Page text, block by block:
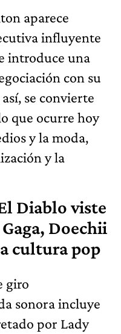
aparece
influyente
introduce una
con su
se convierte
que ocurre hoy
y la moda,
y la
Diablo viste
Doechii
cultura pop
giro
sonora incluye
por Lady